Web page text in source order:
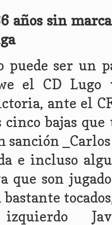
años sin
puede ser un
el CD
ante el
cinco bajas
sanción
e incluso
que son